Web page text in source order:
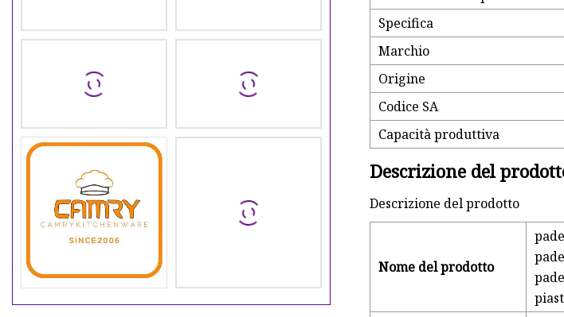
Specifica
Marchio
Origine
Codice SA
Capacità produttiva
Descrizione del
Descrizione del prodotto
Nome del prodotto